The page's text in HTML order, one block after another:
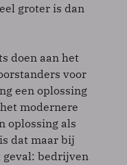
groter is dan
doen aan het
voor
een oplossing
modernere
oplossing als
dat maar bij
geval: bedrijven